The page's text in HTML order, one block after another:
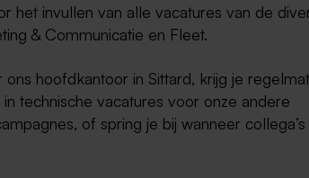
het invullen van alle vacatures van de
& Communicatie en Fleet.
hoofdkantoor in Sittard, krijg je
technische vacatures voor onze andere
of spring je bij wanneer collega’s